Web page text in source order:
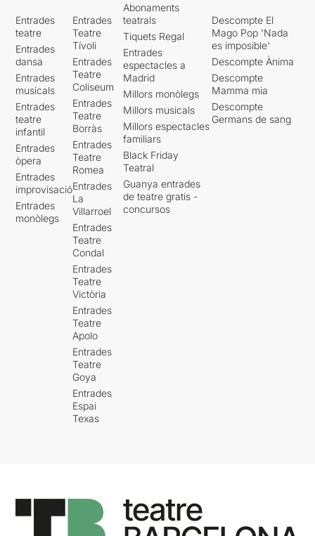
Entrades
teatre
Entrades
dansa
Entrades
musicals
Entrades
teatre
infantil
Entrades
òpera
Entrades
improvisació
Entrades
monòlegs
Entrades
Teatre
Tívoli
Entrades
Teatre
Coliseum
Entrades
Teatre
Borràs
Entrades
Teatre
Romea
Entrades
La
Villarroel
Entrades
Teatre
Condal
Entrades
Teatre
Victòria
Entrades
Teatre
Apolo
Entrades
Teatre
Goya
Entrades
Espai
Texas
Abonaments
teatrals
Tiquets Regal
Entrades
espectacles a
Madrid
Millors monòlegs
Millors musicals
Millors espectacles
familiars
Black Friday
Teatral
Guanya entrades
de teatre gratis -
concursos
Descompte El
Mago Pop 'Nada
es imposible'
Descompte Ànima
Descompte
Mamma mia
Descompte
Germans de sang